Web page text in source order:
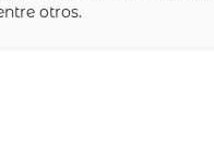
otros.